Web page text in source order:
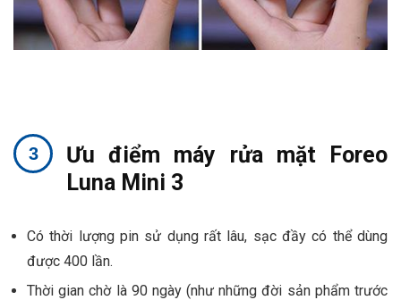
Ưu điểm máy rửa mặt Foreo
Luna Mini 3
Có thời lượng pin sử dụng rất lâu, sạc đầy có thể dùng
được 400 lần.
Thời gian chờ là 90 ngày (như những đời sản phẩm trước